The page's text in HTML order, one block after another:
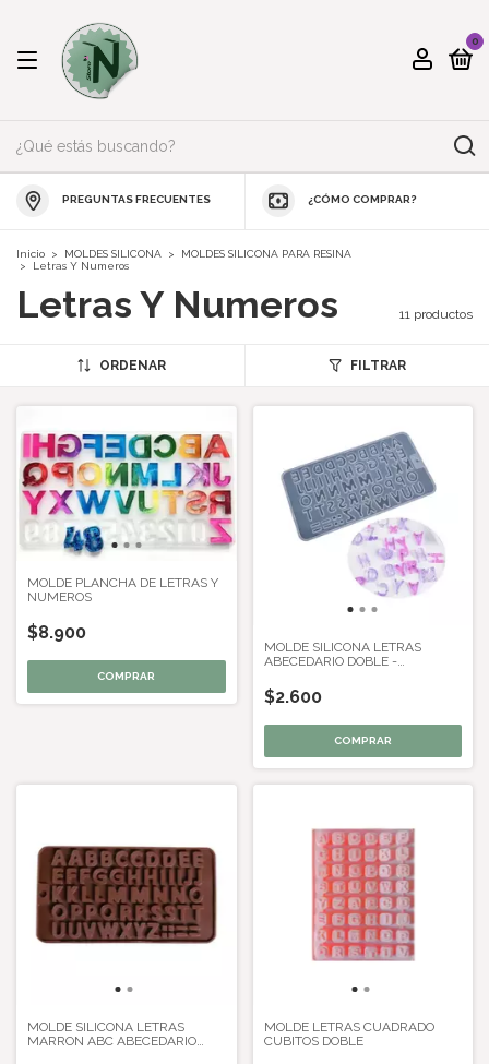
0
PREGUNTAS FRECUENTES ¿CÓMO COMPRAR?
Inicio > MOLDES SILICONA >
MOLDES SILICONA PARA RESINA
>
Letras Y Numeros
Letras Y Numeros 11 productos
ORDENAR FILTRAR
MOLDE PLANCHA DE LETRAS Y
NUMEROS
$8.900
MOLDE SILICONA LETRAS
ABECEDARIO DOBLE -
$2.600
MOLDE SILICONA LETRAS
MARRON ABC ABECEDARIO
MOLDE LETRAS CUADRADO
CUBITOS DOBLE